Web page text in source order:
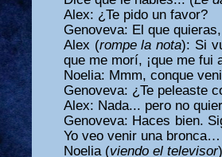
Alex: ¿Te pido un favor?
Genoveva: El que
Alex (rompe la nota): Si
que me morí, ¡que me fui
Noelia: Mmm, conque
Genoveva: ¿Te peleaste
Alex: Nada... pero no
Genoveva: Haces bien.
Yo veo venir una
Noelia (viendo el televisor